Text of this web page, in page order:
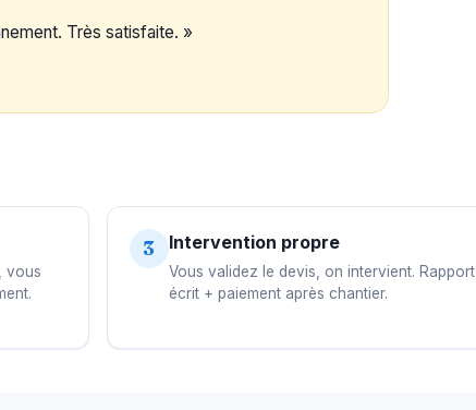
Très satisfaite. »
vous
3 Intervention propre
Vous validez le devis, on intervient. Rapport
écrit + paiement après chantier.